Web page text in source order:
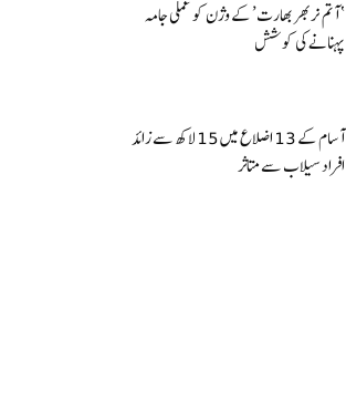
‘ آتم نربھر بھارت’ کے وژن کو عملی جامہ
پہنانے کی کوشش
آسام کے 13 اضلاع میں 15 لاکھ سے زائد
افراد سیلاب سے متاثر